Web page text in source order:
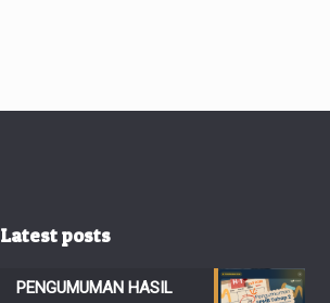
Latest posts
PENGUMUMAN HASIL